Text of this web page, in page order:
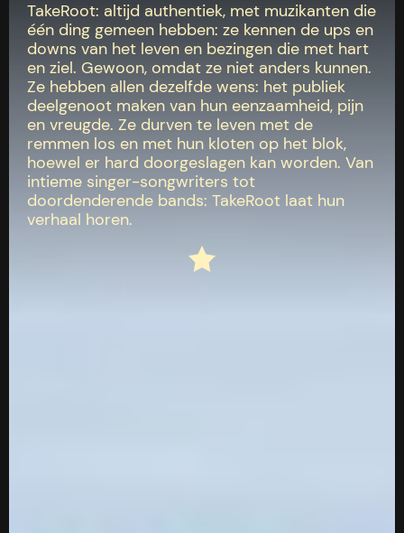
TakeRoot: altijd authentiek, met muzikanten die
één ding gemeen hebben: ze kennen de ups en
downs van het leven en bezingen die met hart
en ziel. Gewoon, omdat ze niet anders kunnen.
Ze hebben allen dezelfde wens: het publiek
deelgenoot maken van hun eenzaamheid, pijn
en vreugde. Ze durven te leven met de
remmen los en met hun kloten op het blok,
hoewel er hard doorgeslagen kan worden. Van
intieme singer-songwriters tot
doordenderende bands: TakeRoot laat hun
verhaal horen.